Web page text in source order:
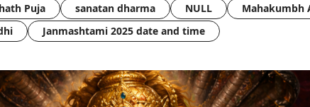
Puja sanatan dharma NULL Mahakumbh
Janmashtami 2025 date and time